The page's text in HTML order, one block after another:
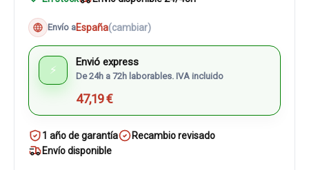
Envío aEspaña(cambiar)
⚡
Envió express
De 24h a 72h laborables. IVA incluido
47,19 €
1 año de garantía
Recambio revisado
Envío disponible